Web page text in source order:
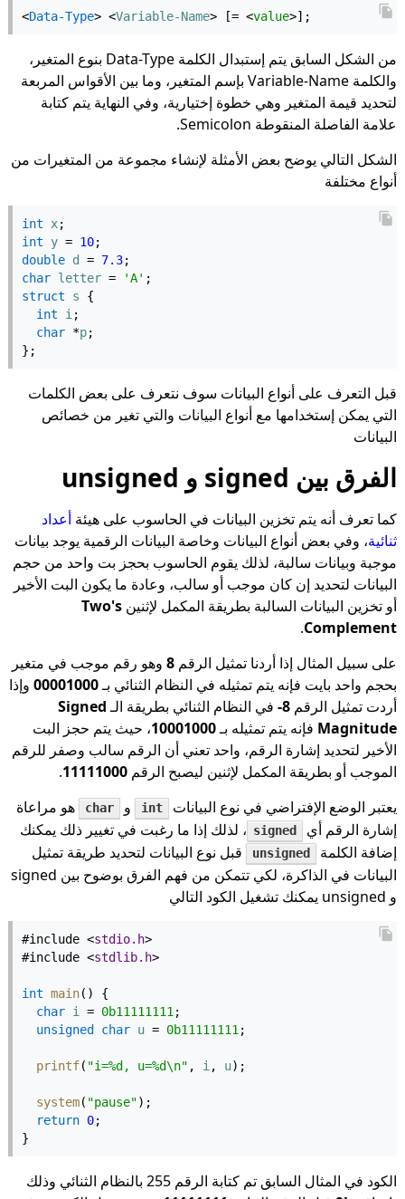
<Data-Type> <Variable-Name> [= <value>];
من الشكل السابق يتم إستبدال الكلمة Data-Type بنوع المتغير،
والكلمة Variable-Name بإسم المتغير، وما بين الأقواس المربعة
لتحديد قيمة المتغير وهي خطوة إختيارية، وفي النهاية يتم كتابة
علامة الفاصلة المنقوطة Semicolon.
الشكل التالي يوضح بعض الأمثلة لإنشاء مجموعة من المتغيرات من
أنواع مختلفة
int x;
int
y = 10;
double d = 7.3;
char letter = 'A' ;
struct
s {
int
i ;
char *p;
};
قبل التعرف على أنواع البيانات سوف نتعرف على بعض الكلمات
التي يمكن إستخدامها مع أنواع البيانات والتي تغير من خصائص
البيانات
الفرق بين signed و unsigned
كما تعرف أنه يتم تخزين البيانات في الحاسوب على هيئة أعداد
ثنائية، وفي بعض أنواع البيانات وخاصة البيانات الرقمية يوجد بيانات
موجبة وبيانات سالبة، لذلك يقوم الحاسوب بحجز بت واحد من حجم
البيانات لتحديد إن كان موجب أو سالب، وعادة ما يكون البت الأخير
أو تخزين البيانات السالبة بطريقة المكمل لإثنين Two's
Complement
.
على سبيل المثال إذا أردنا تمثيل الرقم 8وهو رقم موجب في متغير
بحجم واحد بايت فإنه يتم تمثيله في النظام الثنائي بـ00001000وإذا
أردت تمثيل الرقم -8في النظام الثنائي بطريقة الـSigned
Magnitude فإنه يتم تمثيله بـ10001000، حيث يتم حجز البت
الأخير لتحديد إشارة الرقم، واحد تعني أن الرقم سالب وصفر للرقم
الموجب أو بطريقة المكمل لإثنين ليصبح الرقم 11111000
.
يعتبر الوضع الإفتراضي في نوع البيانات
int و char
هو مراعاة
إشارة الرقم أي
signed ، لذلك إذا ما رغبت في تغيير ذلك يمكنك
إضافة الكلمة
unsigned
قبل نوع البيانات لتحديد طريقة تمثيل
البيانات في الذاكرة، لكي تتمكن من فهم الفرق بوضوح بين signed
و unsigned يمكنك تشغيل الكود التالي
#include <stdio.h>
#include <stdlib.h>
int main() {
char i = 0b11111111 ;
unsigned
char u = 0b11111111 ;
printf( "i=%d, u=%d\n" , i , u);
system( "pause");
return 0;
}
الكود في المثال السابق تم كتابة الرقم 255 بالنظام الثنائي وذلك